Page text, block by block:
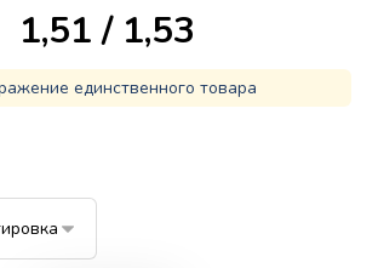
1,51 / 1,53
единственного товара